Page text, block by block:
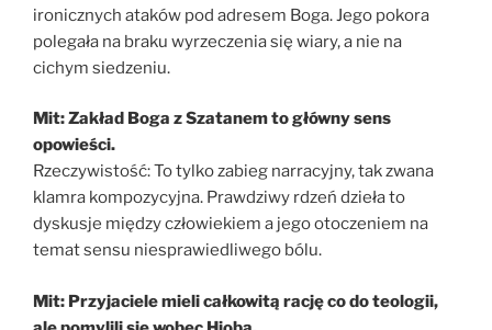
ironicznych ataków pod adresem Boga. Jego pokora
polegała na braku wyrzeczenia się wiary, a nie na
cichym siedzeniu.
Mit: Zakład Boga z Szatanem to główny sens
opowieści.
Rzeczywistość: To tylko zabieg narracyjny, tak zwana
klamra kompozycyjna. Prawdziwy rdzeń dzieła to
dyskusje między człowiekiem a jego otoczeniem na
temat sensu niesprawiedliwego bólu.
Mit: Przyjaciele mieli całkowitą rację co do teologii,